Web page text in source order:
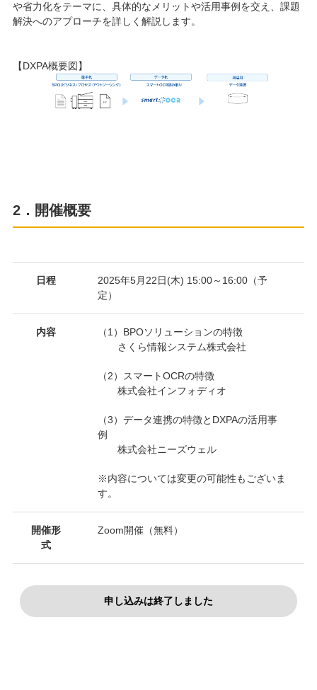
や省力化をテーマに、具体的なメリットや活用事例を交え、課題
解決へのアプローチを詳しく解説します。
【DXPA概要図】
2．開催概要
日程
2025年5月22日(木) 15:00～16:00（予
定）
内容
（1）BPOソリューションの特徴
さくら情報システム株式会社
（2）スマートOCRの特徴
株式会社インフォディオ
（3）データ連携の特徴とDXPAの活用事
例
株式会社ニーズウェル
※内容については変更の可能性もございま
す。
開催形
式
Zoom開催（無料）
申し込みは終了しました